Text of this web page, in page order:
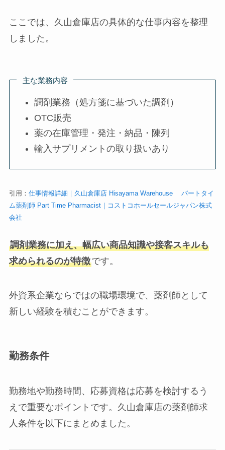
ここでは、久山倉庫店の具体的な仕事内容を整理
しました。
主な業務内容
調剤業務（処方箋に基づいた調剤）
OTC販売
薬の在庫管理・発注・納品・陳列
輸入サプリメントの取り扱いあり
引用： 仕事情報詳細｜久山倉庫店 Hisayama Warehouse パートタイ
ム薬剤師 Part Time Pharmacist｜コストコホールセールジャパン株式
会社
調剤業務に加え、幅広い商品知識や接客スキルも
求められるのが特徴です。
外資系企業ならではの職場環境で、薬剤師として
新しい経験を積むことができます。
勤務条件
勤務地や勤務時間、応募資格は応募を検討するう
えで重要なポイントです。久山倉庫店の薬剤師求
人条件を以下にまとめました。